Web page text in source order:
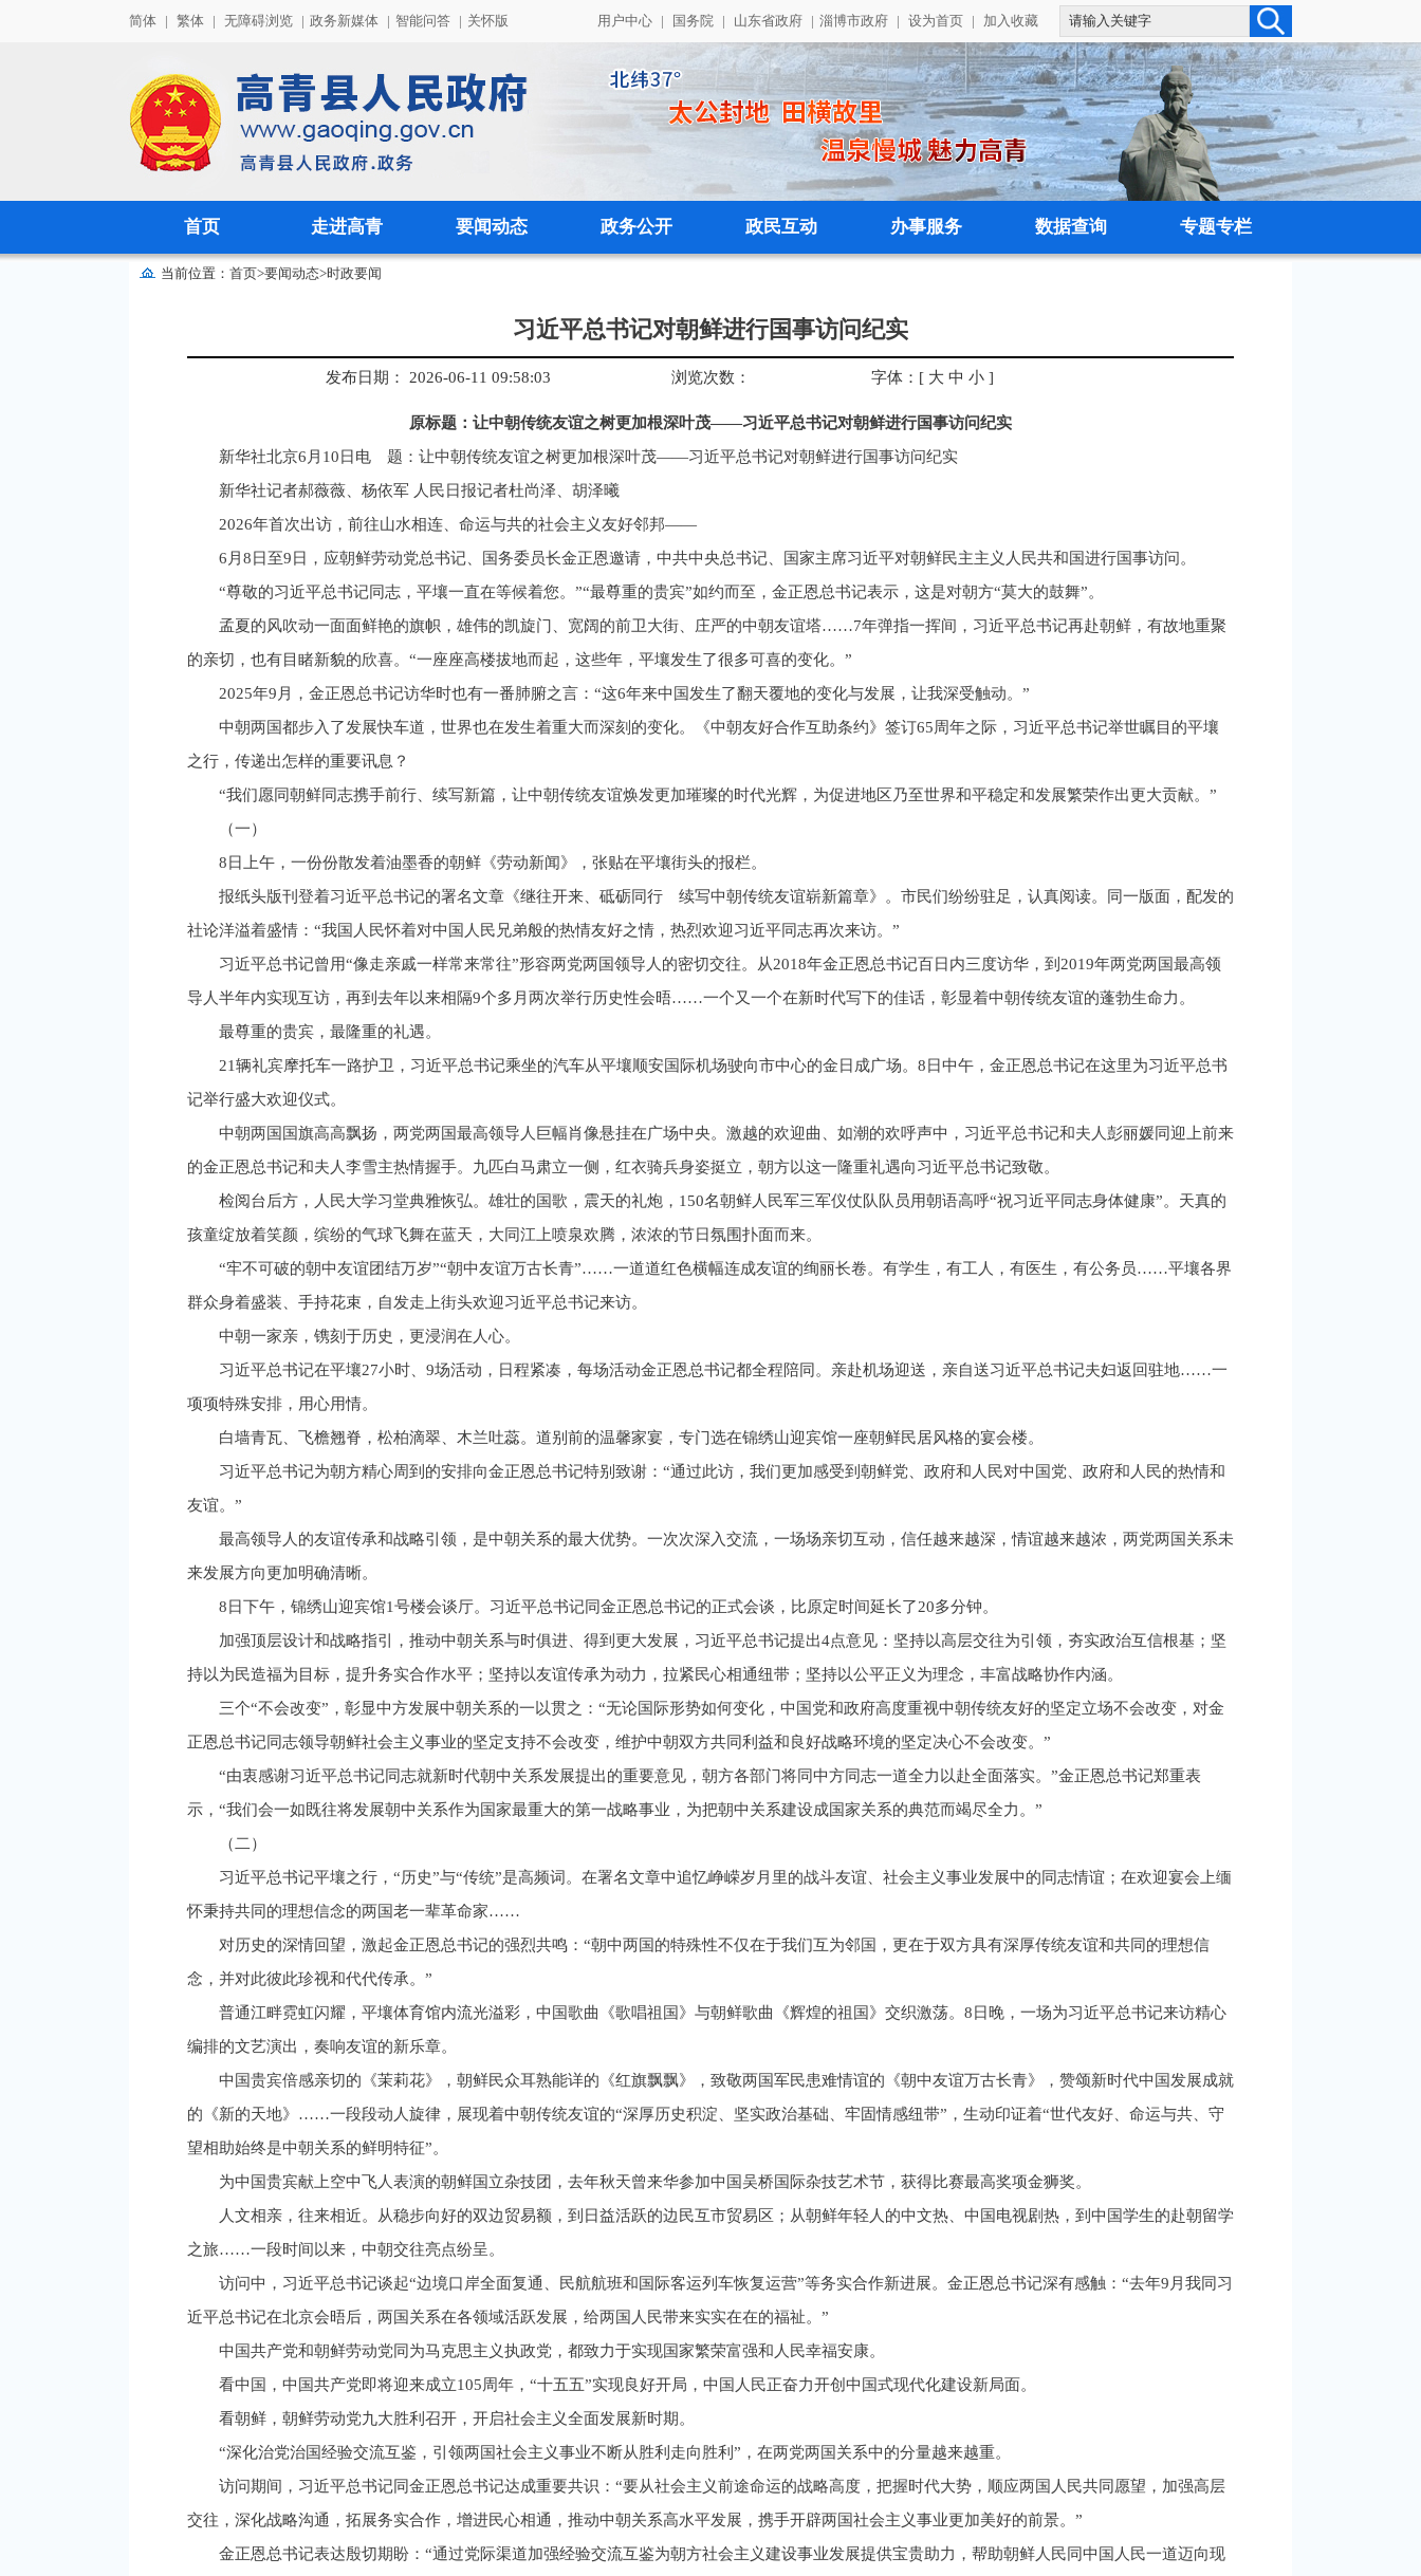
简体 | 繁体 | 无障碍浏览 | 政务新媒体 | 智能问答 | 关怀版 用户中心 | 国务院 | 山东省政府 | 淄博市政府 | 设为首页 | 加入收藏
首页 走进高青 要闻动态 政务公开 政民互动 办事服务 数据查询 专题专栏
当前位置： 首页>要闻动态>时政要闻
习近平总书记对朝鲜进行国事访问纪实
发布日期： 2026-06-11 09:58:03 浏览次数： 字体： [ 大 中 小]
原标题：让中朝传统友谊之树更加根深叶茂——习近平总书记对朝鲜进行国事访问纪实
新华社北京6月10日电 题：让中朝传统友谊之树更加根深叶茂——习近平总书记对朝鲜进行国事访问纪实
新华社记者郝薇薇、杨依军 人民日报记者杜尚泽、胡泽曦
2026年首次出访，前往山水相连、命运与共的社会主义友好邻邦——
6月8日至9日，应朝鲜劳动党总书记、国务委员长金正恩邀请，中共中央总书记、国家主席习近平对朝鲜民主主义人民共和国进行国事访问。
“尊敬的习近平总书记同志，平壤一直在等候着您。”“最尊重的贵宾”如约而至，金正恩总书记表示，这是对朝方“莫大的鼓舞”。
孟夏的风吹动一面面鲜艳的旗帜，雄伟的凯旋门、宽阔的前卫大街、庄严的中朝友谊塔……7年弹指一挥间，习近平总书记再赴朝鲜，有故地重聚
的亲切，也有目睹新貌的欣喜。“一座座高楼拔地而起，这些年，平壤发生了很多可喜的变化。”
2025年9月，金正恩总书记访华时也有一番肺腑之言：“这6年来中国发生了翻天覆地的变化与发展，让我深受触动。”
中朝两国都步入了发展快车道，世界也在发生着重大而深刻的变化。《中朝友好合作互助条约》签订65周年之际，习近平总书记举世瞩目的平壤
之行，传递出怎样的重要讯息？
“我们愿同朝鲜同志携手前行、续写新篇，让中朝传统友谊焕发更加璀璨的时代光辉，为促进地区乃至世界和平稳定和发展繁荣作出更大贡献。”
（一）
8日上午，一份份散发着油墨香的朝鲜《劳动新闻》，张贴在平壤街头的报栏。
报纸头版刊登着习近平总书记的署名文章《继往开来、砥砺同行 续写中朝传统友谊崭新篇章》。市民们纷纷驻足，认真阅读。同一版面，配发的
社论洋溢着盛情：“我国人民怀着对中国人民兄弟般的热情友好之情，热烈欢迎习近平同志再次来访。”
习近平总书记曾用“像走亲戚一样常来常往”形容两党两国领导人的密切交往。从2018年金正恩总书记百日内三度访华，到2019年两党两国最高领
导人半年内实现互访，再到去年以来相隔9个多月两次举行历史性会晤……一个又一个在新时代写下的佳话，彰显着中朝传统友谊的蓬勃生命力。
最尊重的贵宾，最隆重的礼遇。
21辆礼宾摩托车一路护卫，习近平总书记乘坐的汽车从平壤顺安国际机场驶向市中心的金日成广场。8日中午，金正恩总书记在这里为习近平总书
记举行盛大欢迎仪式。
中朝两国国旗高高飘扬，两党两国最高领导人巨幅肖像悬挂在广场中央。激越的欢迎曲、如潮的欢呼声中，习近平总书记和夫人彭丽媛同迎上前来
的金正恩总书记和夫人李雪主热情握手。九匹白马肃立一侧，红衣骑兵身姿挺立，朝方以这一隆重礼遇向习近平总书记致敬。
检阅台后方，人民大学习堂典雅恢弘。雄壮的国歌，震天的礼炮，150名朝鲜人民军三军仪仗队队员用朝语高呼“祝习近平同志身体健康”。天真的
孩童绽放着笑颜，缤纷的气球飞舞在蓝天，大同江上喷泉欢腾，浓浓的节日氛围扑面而来。
“牢不可破的朝中友谊团结万岁”“朝中友谊万古长青”……一道道红色横幅连成友谊的绚丽长卷。有学生，有工人，有医生，有公务员……平壤各界
群众身着盛装、手持花束，自发走上街头欢迎习近平总书记来访。
中朝一家亲，镌刻于历史，更浸润在人心。
习近平总书记在平壤27小时、9场活动，日程紧凑，每场活动金正恩总书记都全程陪同。亲赴机场迎送，亲自送习近平总书记夫妇返回驻地……一
项项特殊安排，用心用情。
白墙青瓦、飞檐翘脊，松柏滴翠、木兰吐蕊。道别前的温馨家宴，专门选在锦绣山迎宾馆一座朝鲜民居风格的宴会楼。
习近平总书记为朝方精心周到的安排向金正恩总书记特别致谢：“通过此访，我们更加感受到朝鲜党、政府和人民对中国党、政府和人民的热情和
友谊。”
最高领导人的友谊传承和战略引领，是中朝关系的最大优势。一次次深入交流，一场场亲切互动，信任越来越深，情谊越来越浓，两党两国关系未
来发展方向更加明确清晰。
8日下午，锦绣山迎宾馆1号楼会谈厅。习近平总书记同金正恩总书记的正式会谈，比原定时间延长了20多分钟。
加强顶层设计和战略指引，推动中朝关系与时俱进、得到更大发展，习近平总书记提出4点意见：坚持以高层交往为引领，夯实政治互信根基；坚
持以为民造福为目标，提升务实合作水平；坚持以友谊传承为动力，拉紧民心相通纽带；坚持以公平正义为理念，丰富战略协作内涵。
三个“不会改变”，彰显中方发展中朝关系的一以贯之：“无论国际形势如何变化，中国党和政府高度重视中朝传统友好的坚定立场不会改变，对金
正恩总书记同志领导朝鲜社会主义事业的坚定支持不会改变，维护中朝双方共同利益和良好战略环境的坚定决心不会改变。”
“由衷感谢习近平总书记同志就新时代朝中关系发展提出的重要意见，朝方各部门将同中方同志一道全力以赴全面落实。”金正恩总书记郑重表
示，“我们会一如既往将发展朝中关系作为国家最重大的第一战略事业，为把朝中关系建设成国家关系的典范而竭尽全力。”
（二）
习近平总书记平壤之行，“历史”与“传统”是高频词。在署名文章中追忆峥嵘岁月里的战斗友谊、社会主义事业发展中的同志情谊；在欢迎宴会上缅
怀秉持共同的理想信念的两国老一辈革命家……
对历史的深情回望，激起金正恩总书记的强烈共鸣：“朝中两国的特殊性不仅在于我们互为邻国，更在于双方具有深厚传统友谊和共同的理想信
念，并对此彼此珍视和代代传承。”
普通江畔霓虹闪耀，平壤体育馆内流光溢彩，中国歌曲《歌唱祖国》与朝鲜歌曲《辉煌的祖国》交织激荡。8日晚，一场为习近平总书记来访精心
编排的文艺演出，奏响友谊的新乐章。
中国贵宾倍感亲切的《茉莉花》，朝鲜民众耳熟能详的《红旗飘飘》，致敬两国军民患难情谊的《朝中友谊万古长青》，赞颂新时代中国发展成就
的《新的天地》……一段段动人旋律，展现着中朝传统友谊的“深厚历史积淀、坚实政治基础、牢固情感纽带”，生动印证着“世代友好、命运与共、守
望相助始终是中朝关系的鲜明特征”。
为中国贵宾献上空中飞人表演的朝鲜国立杂技团，去年秋天曾来华参加中国吴桥国际杂技艺术节，获得比赛最高奖项金狮奖。
人文相亲，往来相近。从稳步向好的双边贸易额，到日益活跃的边民互市贸易区；从朝鲜年轻人的中文热、中国电视剧热，到中国学生的赴朝留学
之旅……一段时间以来，中朝交往亮点纷呈。
访问中，习近平总书记谈起“边境口岸全面复通、民航航班和国际客运列车恢复运营”等务实合作新进展。金正恩总书记深有感触：“去年9月我同习
近平总书记在北京会晤后，两国关系在各领域活跃发展，给两国人民带来实实在在的福祉。”
中国共产党和朝鲜劳动党同为马克思主义执政党，都致力于实现国家繁荣富强和人民幸福安康。
看中国，中国共产党即将迎来成立105周年，“十五五”实现良好开局，中国人民正奋力开创中国式现代化建设新局面。
看朝鲜，朝鲜劳动党九大胜利召开，开启社会主义全面发展新时期。
“深化治党治国经验交流互鉴，引领两国社会主义事业不断从胜利走向胜利”，在两党两国关系中的分量越来越重。
访问期间，习近平总书记同金正恩总书记达成重要共识：“要从社会主义前途命运的战略高度，把握时代大势，顺应两国人民共同愿望，加强高层
交往，深化战略沟通，拓展务实合作，增进民心相通，推动中朝关系高水平发展，携手开辟两国社会主义事业更加美好的前景。”
金正恩总书记表达殷切期盼：“通过党际渠道加强经验交流互鉴为朝方社会主义建设事业发展提供宝贵助力，帮助朝鲜人民同中国人民一道迈向现